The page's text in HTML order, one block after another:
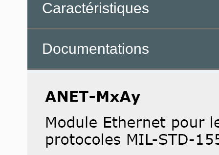
Caractéristiques
Documentations